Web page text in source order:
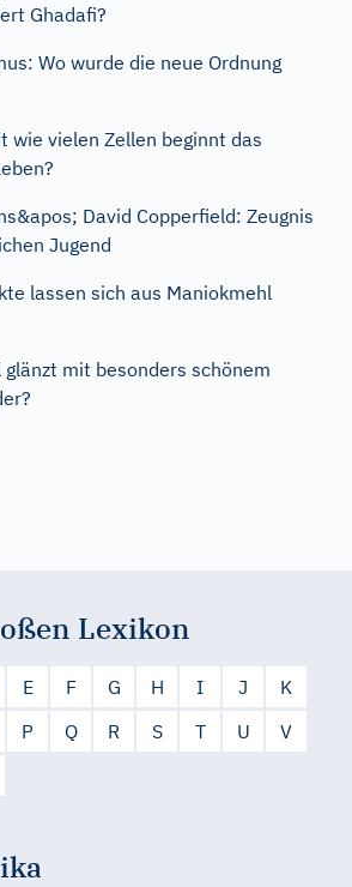
Ghadafi?
Wo wurde die neue Ordnung
wie vielen Zellen beginnt das
David Copperfield: Zeugnis
Jugend
lassen sich aus Maniokmehl
glänzt mit besonders schönem
Lexikon
E F G H I J
K
P Q R S T U
V